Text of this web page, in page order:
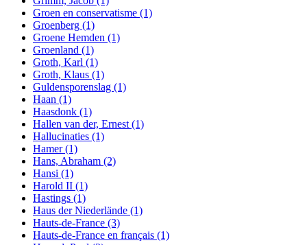
Groen en conservatisme (1)
Groenberg (1)
Groene Hemden (1)
Groenland (1)
Groth, Karl (1)
Groth, Klaus (1)
Guldensporenslag (1)
Haan (1)
Haasdonk (1)
Hallen van der, Ernest (1)
Hallucinaties (1)
Hamer(1)
Hans, Abraham (2)
Hansi (1)
Harold II (1)
Hastings (1)
Haus der Niederlände (1)
Hauts-de-France (3)
Hauts-de-France en français (1)